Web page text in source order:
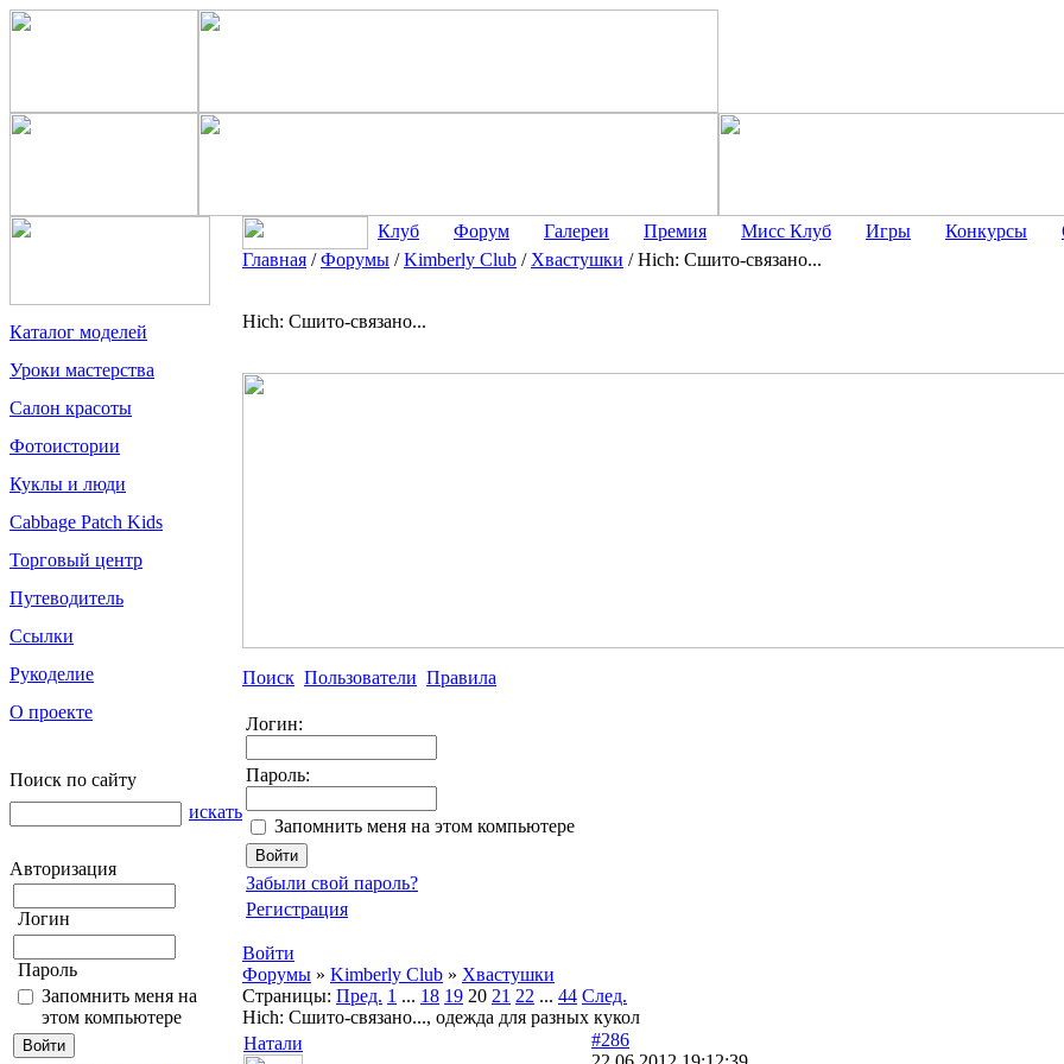
Каталог моделей
Уроки мастерства
Салон красоты
Фотоистории
Куклы и люди
Cabbage Patch Kids
Торговый центр
Путеводитель
Ссылки
Рукоделие
О проекте
Поиск по сайту
искать
Авторизация
Логин
Пароль
Запомнить меня на
этом компьютере
Клуб Форум Галереи Премия Мисс Клуб Игры Конкурсы
Главная /Форумы /Kimberly Club / Хвастушки /Hich: Сшито-связано...
Hich: Сшито-связано...
Поиск Пользователи Правила
Логин:
Пароль:
Запомнить меня на этом компьютере
Забыли свой пароль?
Регистрация
Войти
Форумы » Kimberly Club » Хвастушки
Страницы: Пред. 1 ... 18 19 20 21 22 ... 44 След.
Hich: Сшито-связано..., одежда для разных кукол
Натали
#286